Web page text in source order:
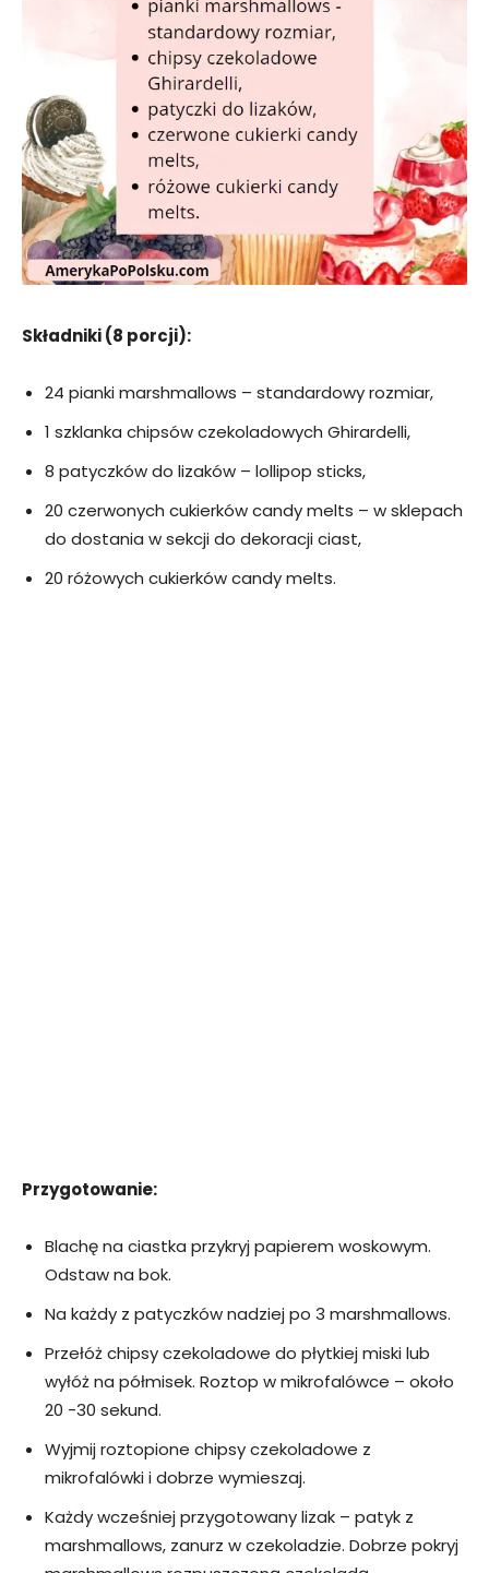
Składniki (8 porcji):
24 pianki marshmallows – standardowy rozmiar,
1 szklanka chipsów czekoladowych Ghirardelli,
8 patyczków do lizaków – lollipop sticks,
20 czerwonych cukierków candy melts – w sklepach
do dostania w sekcji do dekoracji ciast,
20 różowych cukierków candy melts.
Przygotowanie:
Blachę na ciastka przykryj papierem woskowym.
Odstaw na bok.
Na każdy z patyczków nadziej po 3 marshmallows.
Przełóż chipsy czekoladowe do płytkiej miski lub
wyłóż na półmisek. Roztop w mikrofalówce – około
20 -30 sekund.
Wyjmij roztopione chipsy czekoladowe z
mikrofalówki i dobrze wymieszaj.
Każdy wcześniej przygotowany lizak – patyk z
marshmallows, zanurz w czekoladzie. Dobrze pokryj